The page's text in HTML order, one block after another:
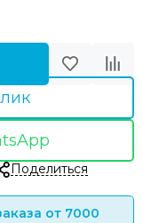
Поделиться
от 7000